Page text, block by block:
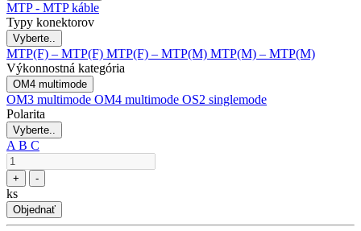
MTP - MTP káble
Typy konektorov
Vyberte..
MTP(F) – MTP(F) MTP(F) – MTP(M) MTP(M) – MTP(M)
Výkonnostná kategória
OM4 multimode
OM3 multimode OM4 multimode OS2 singlemode
Polarita
Vyberte..
A B C
+ -
ks
Objednať